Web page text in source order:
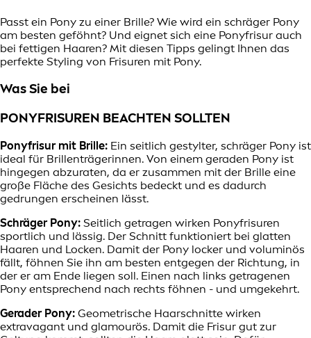
Passt ein Pony zu einer Brille? Wie wird ein schräger Pony
am besten geföhnt? Und eignet sich eine Ponyfrisur auch
bei fettigen Haaren? Mit diesen Tipps gelingt Ihnen das
perfekte Styling von Frisuren mit Pony.
Was Sie bei
PONYFRISUREN BEACHTEN SOLLTEN
Ponyfrisur mit Brille: Ein seitlich gestylter, schräger Pony ist
ideal für Brillenträgerinnen. Von einem geraden Pony ist
hingegen abzuraten, da er zusammen mit der Brille eine
große Fläche des Gesichts bedeckt und es dadurch
gedrungen erscheinen lässt.
Schräger Pony: Seitlich getragen wirken Ponyfrisuren
sportlich und lässig. Der Schnitt funktioniert bei glatten
Haaren und Locken. Damit der Pony locker und voluminös
fällt, föhnen Sie ihn am besten entgegen der Richtung, in
der er am Ende liegen soll. Einen nach links getragenen
Pony entsprechend nach rechts föhnen - und umgekehrt.
Gerader Pony: Geometrische Haarschnitte wirken
extravagant und glamourös. Damit die Frisur gut zur